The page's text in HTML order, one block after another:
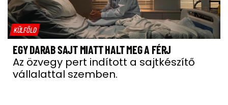
KÜLFÖLD
EGY DARAB SAJT MIATT HALT MEG A FÉRJ
Az özvegy pert indított a sajtkészítő
vállalattal szemben.